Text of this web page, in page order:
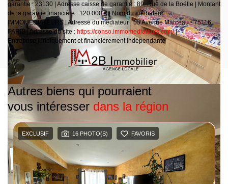
garantie : 23130 | Adresse caisse de garantie : 89, Rue de la Boétie | Montant
de la garantie financière : 120 000 € | Nom du médiateur :
IMMOMEDIATEURS | Adresse du médiateur : 55 Avenue Marceau - 75116
PARIS | Adresse du site : https://conso.immomediateurs.com/|
Entreprise juridiquement et financièrement indépendante
Autres biens qui pourraient
vous intéresser dans la région
EXCLUSIF 16 PHOTO(S) FAVORIS